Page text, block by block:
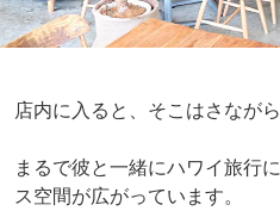
店内に入ると、そこはさなが
まるで彼と一緒にハワイ旅行
ス空間が広がっています。